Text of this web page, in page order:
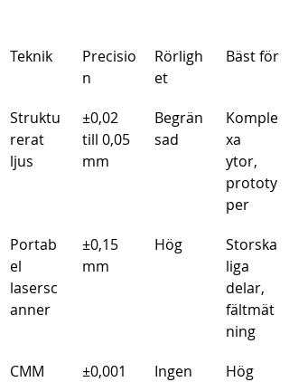
Teknik
Precisio
n
Rörligh
et
Bäst för
Struktu
rerat
ljus
±0,02
till 0,05
mm
Begrän
sad
Komple
xa
ytor,
prototy
per
Portab
el
lasersc
anner
±0,15
mm
Hög
Storska
liga
delar,
fältmät
ning
CMM
±0,001 Ingen Hög